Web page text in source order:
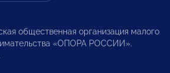
общественная организация малого
«ОПОРА РОССИИ».